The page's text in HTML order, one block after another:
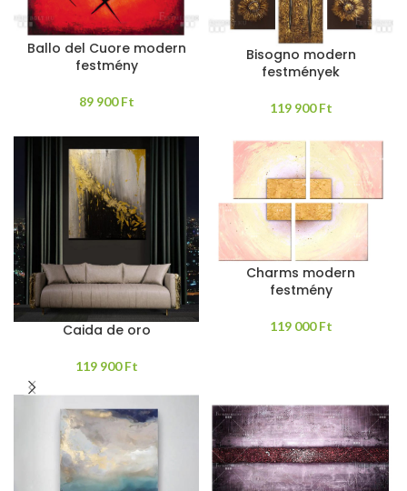
Ballo del Cuore modern
festmény
89 900Ft
Bisogno modern
festmények
119 900Ft
Caida de oro
119 900Ft
Charms modern
festmény
119 000Ft